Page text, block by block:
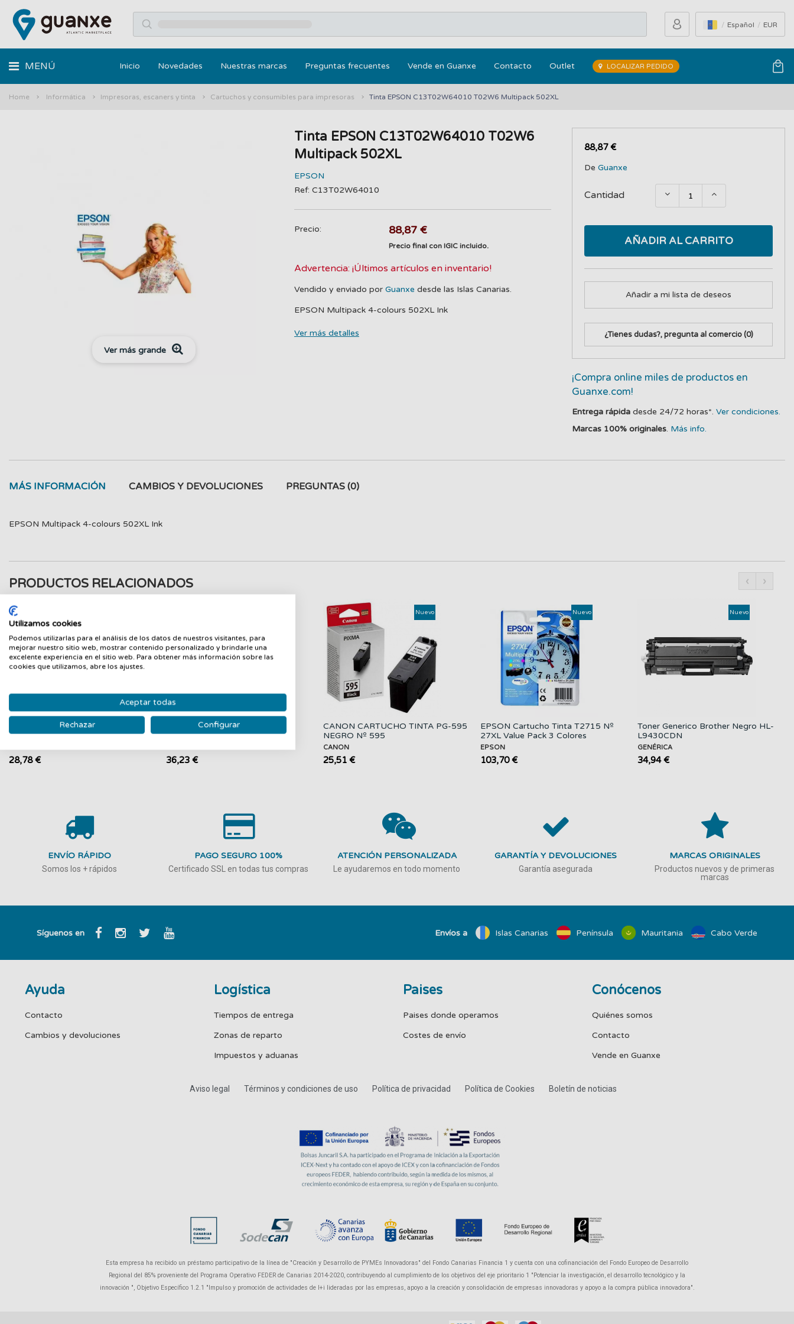
Español EUR
MENÚ Inicio Novedades Nuestras marcas Preguntas frecuentes Vende en Guanxe Contacto Outlet LOCALIZAR PEDIDO
Home Informática Impresoras, escaners y tinta Cartuchos y consumibles para impresoras Tinta EPSON C13T02W64010 T02W6 Multipack 502XL
Ver más grande
Tinta EPSON C13T02W64010 T02W6
Multipack 502XL
EPSON
Ref: C13T02W64010
Precio: 88,87 €
Precio final con IGIC incluido.
Advertencia: ¡Últimos artículos en inventario!
Vendido y enviado por Guanxe desde las Islas Canarias.
EPSON Multipack 4-colours 502XL Ink
Ver más detalles
88,87 €
DeGuanxe
Cantidad
AÑADIR AL CARRITO
Añadir a mi lista de deseos
¿Tienes dudas?, pregunta al comercio(0)
¡Compra online miles de productos en
Guanxe.com!
Entrega rápida desde 24/72 horas*.Ver condiciones.
Marcas 100% originales. Más info.
MÁS INFORMACIÓN CAMBIOS Y DEVOLUCIONES PREGUNTAS (0)
EPSON Multipack 4-colours 502XL Ink
PRODUCTOS RELACIONADOS ‹ ›
CANON CARTUCHO TINTA CL-586
COLOR Nº 586
28,78 €
CANON CARTUCHO TINTA CL-
586XL COLOR Nº 586XL
36,23 €
Nuevo
CANON CARTUCHO TINTA PG-595
NEGRO Nº 595
CANON
25,51 €
Nuevo
EPSON Cartucho Tinta T2715 Nº
27XL Value Pack 3 Colores
EPSON
103,70 €
Nuevo
Toner Generico Brother Negro HL-
L9430CDN
GENÉRICA
34,94 €
ENVÍO RÁPIDO
Somos los + rápidos
PAGO SEGURO 100%
Certificado SSL en todas tus compras
ATENCIÓN PERSONALIZADA
Le ayudaremos en todo momento
GARANTÍA Y DEVOLUCIONES
Garantía asegurada
MARCAS ORIGINALES
Productos nuevos y de primeras
marcas
Síguenos en Envíos a Islas Canarias Península Mauritania Cabo Verde
Ayuda
Contacto
Cambios y devoluciones
Logística
Tiempos de entrega
Zonas de reparto
Impuestos y aduanas
Paises
Paises donde operamos
Costes de envío
Conócenos
Quiénes somos
Contacto
Vende en Guanxe
Aviso legal Términos y condiciones de uso Política de privacidad Política de Cookies Boletín de noticias
Esta empresa ha recibido un préstamo participativo de la línea de "Creación y Desarrollo de PYMEs Innovadoras" del Fondo Canarias Financia 1 y cuenta con una cofinanciación del Fondo Europeo de Desarrollo
Regional del 85% proveniente del Programa Operativo FEDER de Canarias 2014-2020, contribuyendo al cumplimiento de los objetivos del eje prioritario 1 "Potenciar la investigación, el desarrollo tecnológico y la
innovación ", Objetivo Específico 1.2.1 "Impulso y promoción de actividades de I+i lideradas por las empresas, apoyo a la creación y consolidación de empresas innovadoras y apoyo a la compra pública innovadora".
Utilizamos cookies
Podemos utilizarlas para el análisis de los datos de nuestros visitantes, para
mejorar nuestro sitio web, mostrar contenido personalizado y brindarle una
excelente experiencia en el sitio web. Para obtener más información sobre las
cookies que utilizamos, abre los ajustes.
Aceptar todas
Rechazar Configurar